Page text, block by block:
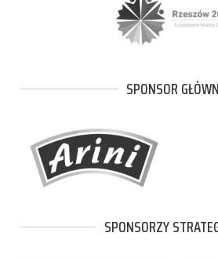
SPONSOR
SPONSORZY